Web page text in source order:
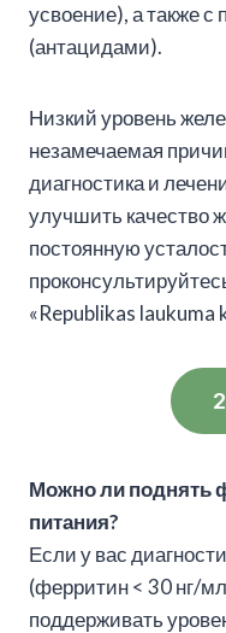
усвоение), а также с
(антацидами).
Низкий уровень
незамечаемая
диагностика и
улучшить качество
постоянную
«Republikas laukuma
Можно ли поднять
питания?
Если у вас
(ферритин < 30 нг/
поддерживать